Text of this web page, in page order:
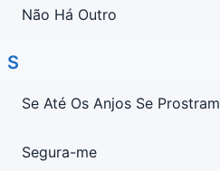
Não Há Outro
S
Se Até Os Anjos Se Prostram
Segura-me